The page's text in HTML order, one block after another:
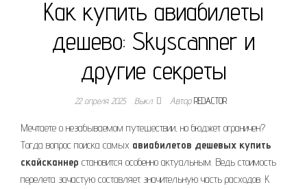
Как купить авиабилеты
дешево: Skyscanner и
другие секреты
22 апреля 2025 Выкл. АвторREDACTOR
Мечтаете о незабываемом путешествии, но бюджет ограничен?
Тогда вопрос поиска самых авиабилетов дешевых купить
скайсканнер становится особенно актуальным. Ведь стоимость
перелета зачастую составляет значительную часть расходов. К